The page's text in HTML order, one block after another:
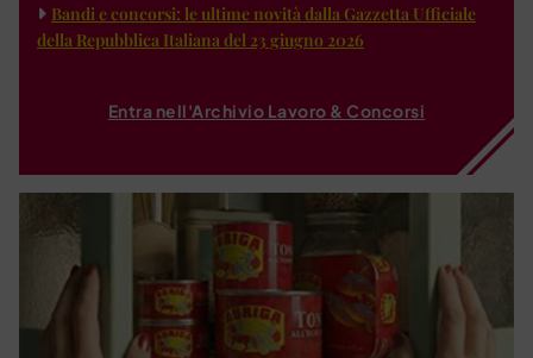
Bandi e concorsi: le ultime novità dalla Gazzetta Ufficiale
della Repubblica Italiana del 23 giugno 2026
Entra nell'Archivio Lavoro & Concorsi